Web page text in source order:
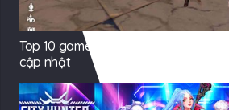
Top 10 game mobile phổ biến nhất
cập nhật